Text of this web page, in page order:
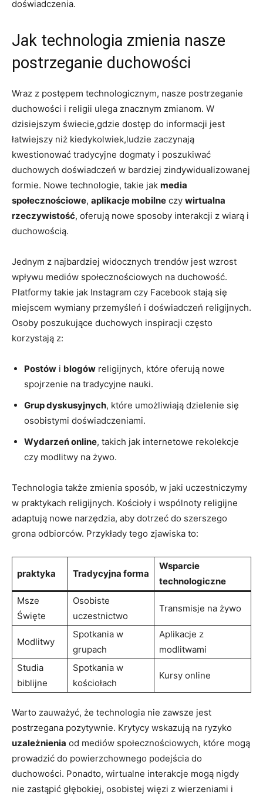
doświadczenia.
Jak technologia zmienia nasze
postrzeganie duchowości
Wraz z postępem technologicznym, nasze postrzeganie
duchowości i religii ulega znacznym zmianom. W
dzisiejszym świecie,gdzie dostęp do informacji jest
łatwiejszy niż kiedykolwiek,ludzie zaczynają
kwestionować tradycyjne dogmaty i poszukiwać
duchowych doświadczeń w bardziej zindywidualizowanej
formie. Nowe technologie, takie jak media
społecznościowe, aplikacje mobilne czy wirtualna
rzeczywistość, oferują nowe sposoby interakcji z wiarą i
duchowością.
Jednym z najbardziej widocznych trendów jest wzrost
wpływu mediów społecznościowych na duchowość.
Platformy takie jak Instagram czy Facebook stają się
miejscem wymiany przemyśleń i doświadczeń religijnych.
Osoby poszukujące duchowych inspiracji często
korzystają z:
Postów i blogów religijnych, które oferują nowe
spojrzenie na tradycyjne nauki.
Grup dyskusyjnych, które umożliwiają dzielenie się
osobistymi doświadczeniami.
Wydarzeń online, takich jak internetowe rekolekcje
czy modlitwy na żywo.
Technologia także zmienia sposób, w jaki uczestniczymy
w praktykach religijnych. Kościoły i wspólnoty religijne
adaptują nowe narzędzia, aby dotrzeć do szerszego
grona odbiorców. Przykłady tego zjawiska to:
praktyka Tradycyjna forma
Wsparcie
technologiczne
Msze
Święte
Osobiste
uczestnictwo
Transmisje na żywo
Modlitwy
Spotkania w
grupach
Aplikacje z
modlitwami
Studia
biblijne
Spotkania w
kościołach
Kursy online
Warto zauważyć, że technologia nie zawsze jest
postrzegana pozytywnie. Krytycy wskazują na ryzyko
uzależnienia od mediów społecznościowych, które mogą
prowadzić do powierzchownego podejścia do
duchowości. Ponadto, wirtualne interakcje mogą nigdy
nie zastąpić głębokiej, osobistej więzi z wierzeniami i